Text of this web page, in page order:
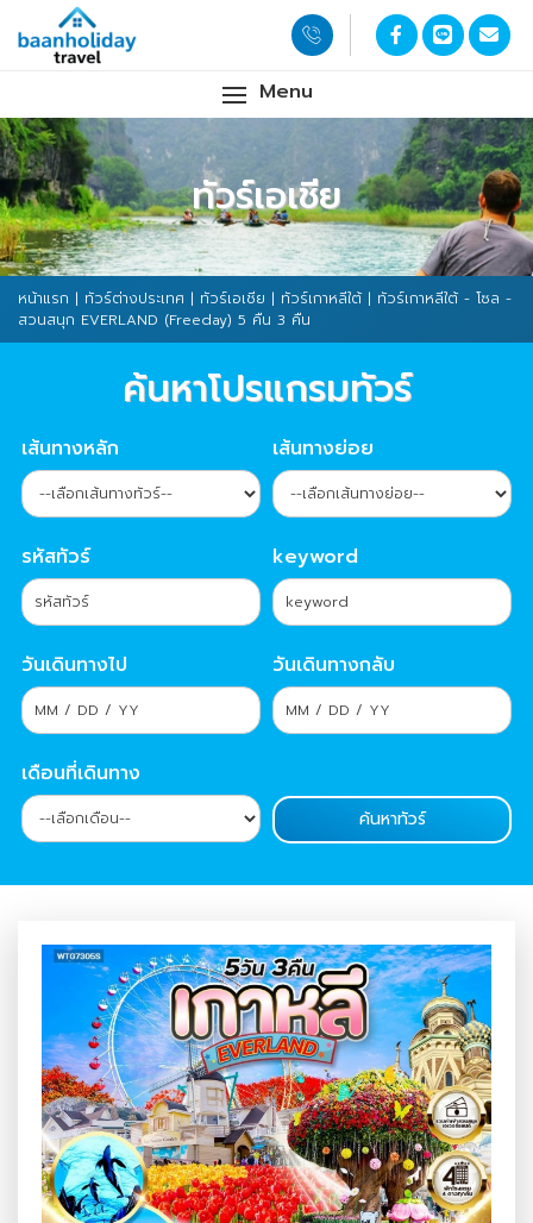
Menu
ทัวร์เอเชีย
หน้าแรก | ทัวร์ต่างประเทศ | ทัวร์เอเชีย | ทัวร์เกาหลีใต้ | ทัวร์เกาหลีใต้ - โซล -
สวนสนุก EVERLAND (Freeday) 5 คืน 3 คืน
ค้นหาโปรแกรมทัวร์
เส้นทางหลัก เส้นทางย่อย
รหัสทัวร์ keyword
วันเดินทางไป วันเดินทางกลับ
เดือนที่เดินทาง